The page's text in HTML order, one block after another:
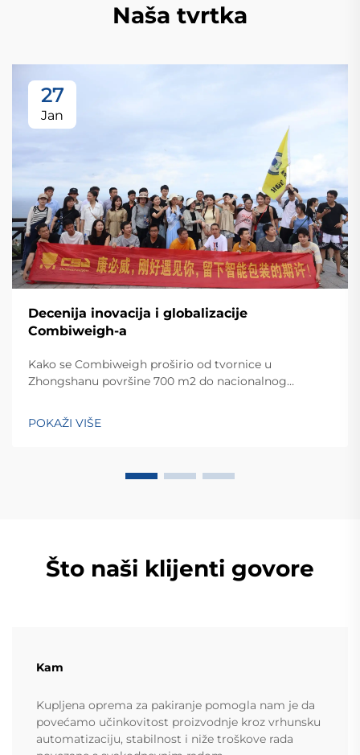
Naša tvrtka
27
Jan
Decenija inovacija i globalizacije
Combiweigh-a
Kako se Combiweigh proširio od tvornice u
Zhongshanu površine 700 m2 do nacionalnog
zemalja. Otkrijte njihova inteligentna rješenja za
tehtanjezažali globalnu konsultaciju OEM/ODM-a još
POKAŽI VIŠE
Što naši klijenti govore
Kam
Kupljena oprema za pakiranje pomogla nam je da
povećamo učinkovitost proizvodnje kroz vrhunsku
automatizaciju, stabilnost i niže troškove rada